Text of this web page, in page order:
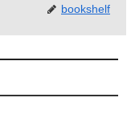
bookshelf